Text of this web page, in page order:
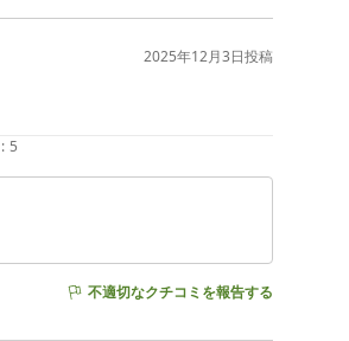
2025年12月3日投稿
: 5
不適切なクチコミを報告する